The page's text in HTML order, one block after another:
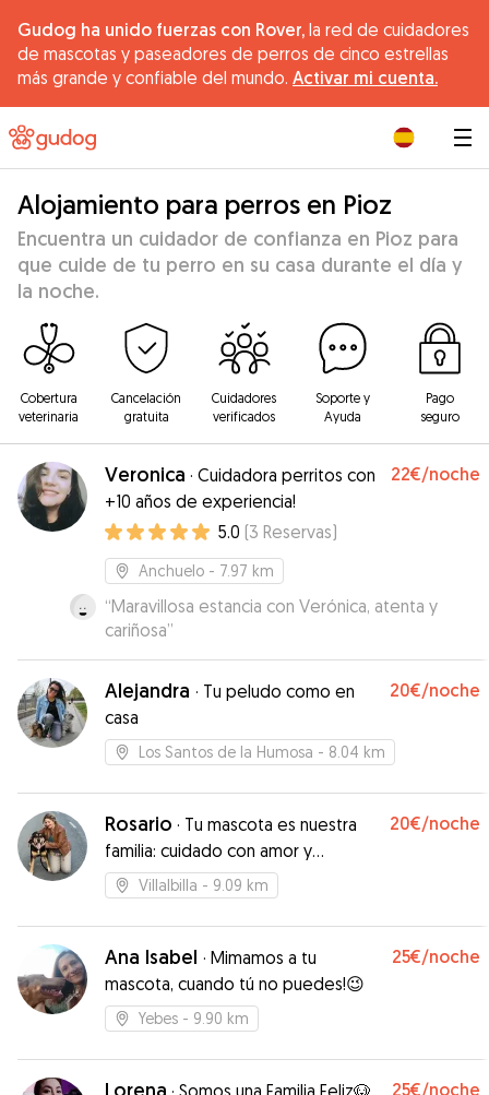
Gudog ha unido fuerzas con Rover, la red de cuidadores
de mascotas y paseadores de perros de cinco estrellas
más grande y confiable del mundo. Activar mi cuenta.
Alojamiento para perros en Pioz
Encuentra un cuidador de confianza en Pioz para
que cuide de tu perro en su casa durante el día y
la noche.
Cobertura
veterinaria
Cancelación
gratuita
Cuidadores
verificados
Soporte y
Ayuda
Pago
seguro
Veronica · Cuidadora perritos con
+10 años de experiencia!
22€/noche
5.0 (3 Reservas)
Anchuelo - 7.97 km
“Maravillosa estancia con Verónica, atenta y
cariñosa”
Alejandra · Tu peludo como en
casa
20€/noche
Los Santos de la Humosa - 8.04 km
Rosario · Tu mascota es nuestra
familia: cuidado con amor y
dedicación en cada paso
20€/noche
Villalbilla - 9.09 km
Ana Isabel · Mimamos a tu
mascota, cuando tú no puedes!😉
25€/noche
Yebes - 9.90 km
· Somos una Familia Feliz🐶
25€/noche